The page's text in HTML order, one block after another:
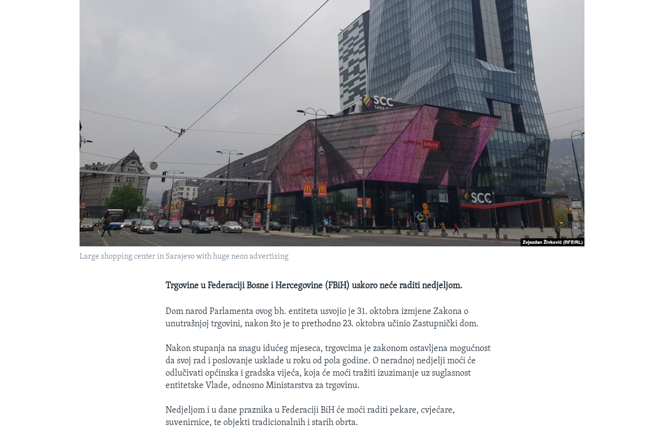
Large shopping center in Sarajevo with huge neon advertising
Trgovine u Federaciji Bosne i Hercegovine (FBiH) uskoro neće raditi nedjeljom.
Dom narod Parlamenta ovog bh. entiteta usvojio je 31. oktobra izmjene Zakona o
unutrašnjoj trgovini, nakon što je to prethodno 23. oktobra učinio Zastupnički dom.
Nakon stupanja na snagu idućeg mjeseca, trgovcima je zakonom ostavljena mogućnost
da svoj rad i poslovanje usklade u roku od pola godine. O neradnoj nedjelji moći će
odlučivati općinska i gradska vijeća, koja će moći tražiti izuzimanje uz suglasnost
entitetske Vlade, odnosno Ministarstva za trgovinu.
Nedjeljom i u dane praznika u Federaciji BiH će moći raditi pekare, cvjećare,
suvenirnice, te objekti tradicionalnih i starih obrta.